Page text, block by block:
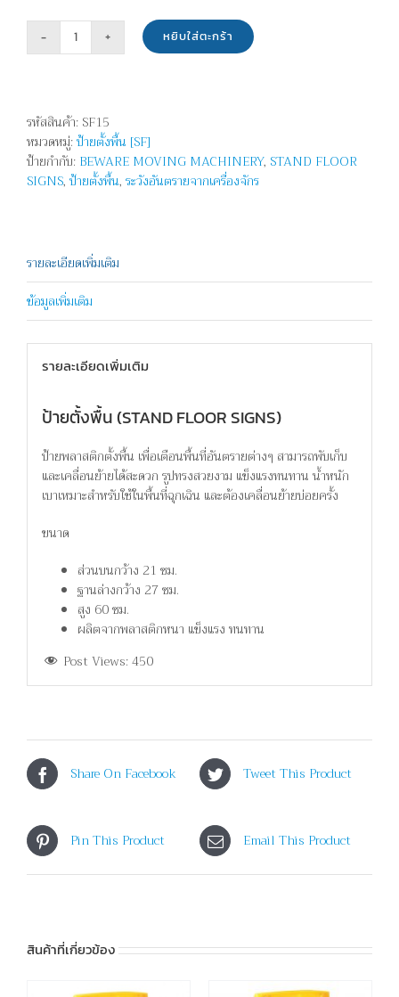
จำนวน
-
ระวัง
อันตราย
จาก
หยิบใส่ตะกร้า
รหัสสินค้า: SF15
หมวดหมู่:ป้ายตั้งพื้น [SF]
ป้ายกำกับ: BEWARE MOVING MACHINERY, STAND FLOOR
SIGNS, ป้ายตั้งพื้น, ระวังอันตรายจากเครื่องจักร
รายละเอียดเพิ่มเติม
ข้อมูลเพิ่มเติม
รายละเอียดเพิ่มเติม
ป้ายตั้งพื้น (STAND FLOOR SIGNS)
ป้ายพลาสติกตั้งพื้น เพื่อเตือนพื้นที่อันตรายต่างๆ สามารถพับเก็บ
และเคลื่อนย้ายได้สะดวก รูปทรงสวยงาม แข็งแรงทนทาน น้ำหนัก
เบาเหมาะสำหรับใช้ในพื้นที่ฉุกเฉิน และต้องเคลื่อนย้ายบ่อยครั้ง
ขนาด
ส่วนบนกว้าง 21 ซม.
ฐานล่างกว้าง 27 ซม.
สูง 60 ซม.
ผลิตจากพลาสติกหนา แข็งแรง ทนทาน
Post Views:450
Share On Facebook Tweet This Product
Pin This Product Email This Product
สินค้าที่เกี่ยวข้อง